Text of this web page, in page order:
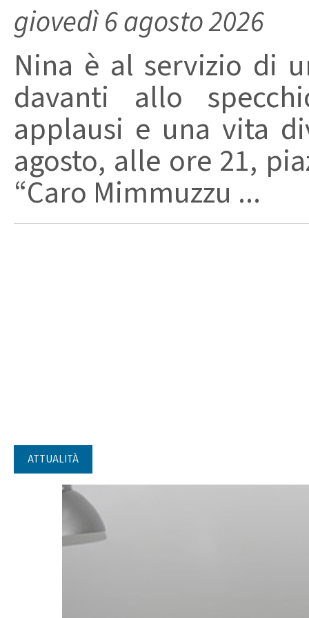
giovedì 6 agosto 2026
Nina è al servizio di
davanti allo
applausi e una vita
agosto, alle ore 21,
“Caro Mimmuzzu ...
ATTUALITÀ